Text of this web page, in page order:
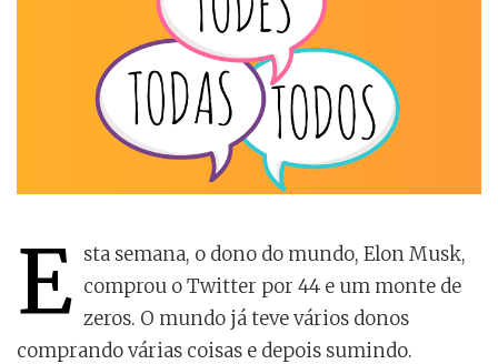
E sta semana, o dono do mundo, Elon Musk,
comprou o Twitter por 44 e um monte de
zeros. O mundo já teve vários donos
comprando várias coisas e depois sumindo.